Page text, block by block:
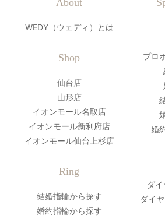
WEDY（ウェディ）とは
Shop
仙台店
山形店
イオンモール名取店
イオンモール新利府店
イオンモール仙台上杉店
Ring
結婚指輪から探す
婚約指輪から探す
プロ
婚
ダ
ダイ